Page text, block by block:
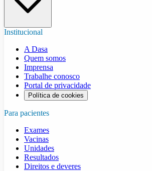
Institucional
A Dasa
Quem somos
Imprensa
Trabalhe conosco
Portal de privacidade
Política de cookies
Para pacientes
Exames
Vacinas
Unidades
Resultados
Direitos e deveres